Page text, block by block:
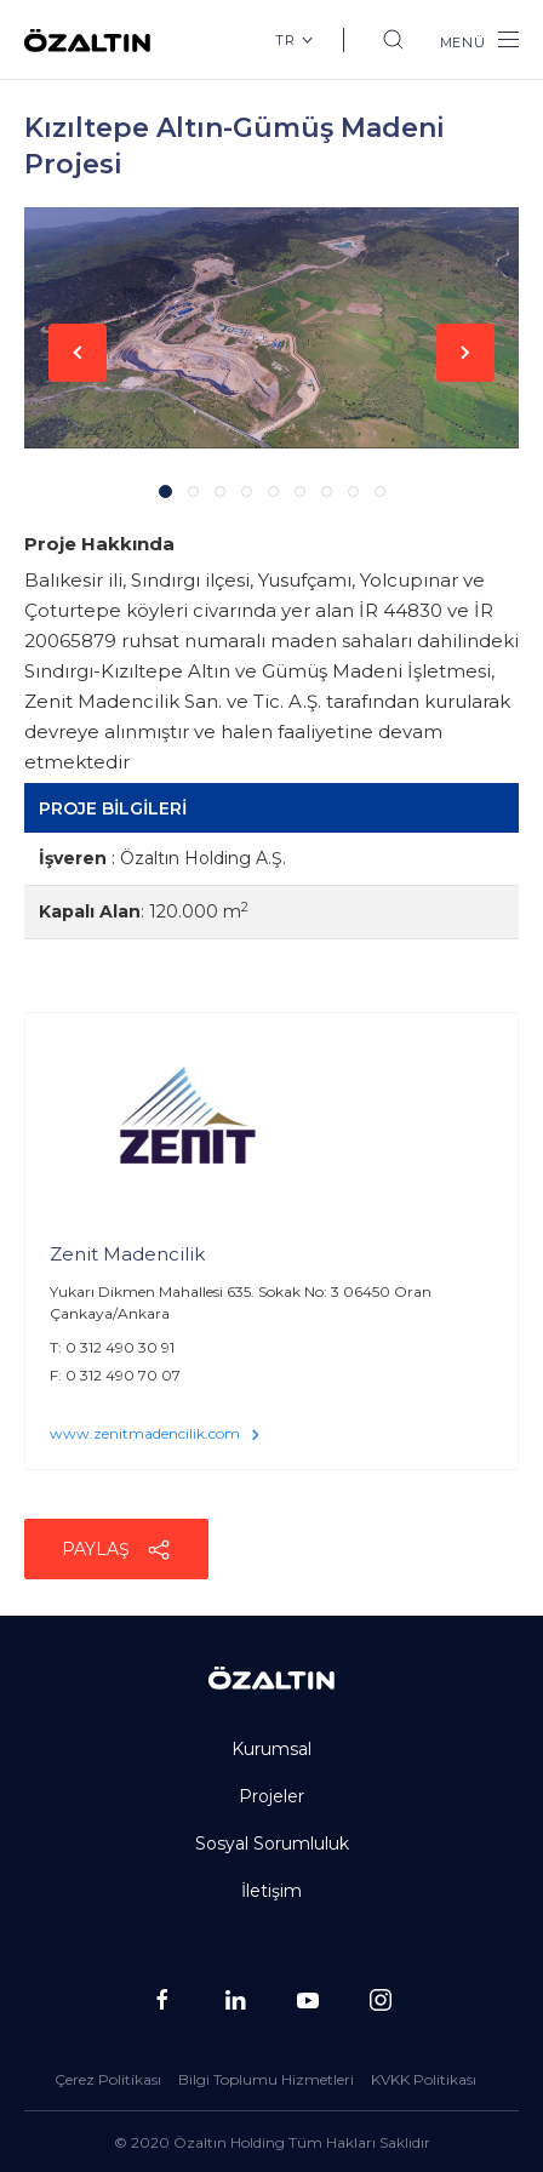
TR MENÜ
Kızıltepe Altın-Gümüş Madeni
Projesi
Proje Hakkında
Balıkesir ili, Sındırgı ilçesi, Yusufçamı, Yolcupınar ve
Çoturtepe köyleri civarında yer alan İR 44830 ve İR
20065879 ruhsat numaralı maden sahaları dahilindeki
Sındırgı-Kızıltepe Altın ve Gümüş Madeni İşletmesi,
Zenit Madencilik San. ve Tic. A.Ş. tarafından kurularak
devreye alınmıştır ve halen faaliyetine devam
etmektedir
PROJE BİLGİLERİ
İşveren : Özaltın Holding A.Ş.
Kapalı Alan: 120.000 m2
Zenit Madencilik
Yukarı Dikmen Mahallesi 635. Sokak No: 3 06450 Oran
Çankaya/Ankara
T: 0 312 490 30 91
F: 0 312 490 70 07
www.zenitmadencilik.com
PAYLAŞ
Kurumsal
Projeler
Sosyal Sorumluluk
İletişim
Çerez Politikası Bilgi Toplumu Hizmetleri KVKK Politikası
© 2020 Özaltın Holding Tüm Hakları Saklıdır